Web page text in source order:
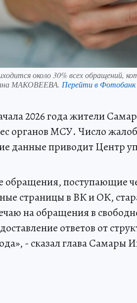
около 30% всех обращений,
МАКОВЕЕВА. Перейти в
2026 года жители
органов МСУ. Число жалоб
данные приводит Центр
обращения, поступающие
страницы в ВК и ОК,
на обращения в
ответов от
- сказал глава Самары